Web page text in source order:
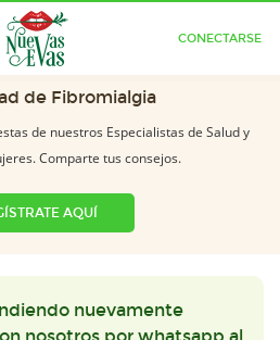
CONECTARSE
de Fibromialgia
de nuestros Especialistas de Salud y
Comparte tus consejos.
AQUÍ
nuevamente